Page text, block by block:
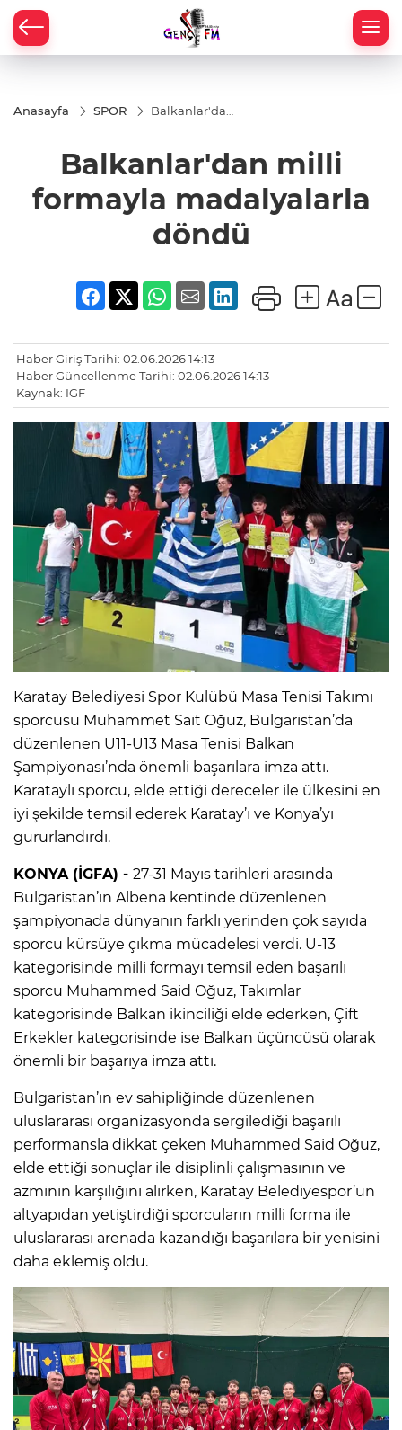
Anasayfa SPOR
Balkanlar'dan
döndü
Balkanlar'dan milli
formayla madalyalarla
döndü
Haber Giriş Tarihi: 02.06.2026 14:13
Haber Güncellenme Tarihi: 02.06.2026 14:13
Kaynak: IGF
Karatay Belediyesi Spor Kulübü Masa Tenisi Takımı
sporcusu Muhammet Sait Oğuz, Bulgaristan’da
düzenlenen U11-U13 Masa Tenisi Balkan
Şampiyonası’nda önemli başarılara imza attı.
Karataylı sporcu, elde ettiği dereceler ile ülkesini en
iyi şekilde temsil ederek Karatay’ı ve Konya’yı
gururlandırdı.
KONYA (İGFA) - 27-31 Mayıs tarihleri arasında
Bulgaristan’ın Albena kentinde düzenlenen
şampiyonada dünyanın farklı yerinden çok sayıda
sporcu kürsüye çıkma mücadelesi verdi. U-13
kategorisinde milli formayı temsil eden başarılı
sporcu Muhammed Said Oğuz, Takımlar
kategorisinde Balkan ikinciliği elde ederken, Çift
Erkekler kategorisinde ise Balkan üçüncüsü olarak
önemli bir başarıya imza attı.
Bulgaristan’ın ev sahipliğinde düzenlenen
uluslararası organizasyonda sergilediği başarılı
performansla dikkat çeken Muhammed Said Oğuz,
elde ettiği sonuçlar ile disiplinli çalışmasının ve
azminin karşılığını alırken, Karatay Belediyespor’un
altyapıdan yetiştirdiği sporcuların milli forma ile
uluslararası arenada kazandığı başarılara bir yenisini
daha eklemiş oldu.